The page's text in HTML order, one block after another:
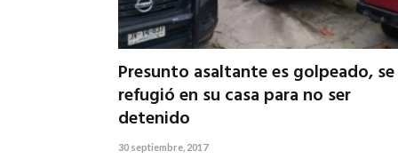
Presunto asaltante es golpeado, se
refugió en su casa para no ser
detenido
30 septiembre, 2017